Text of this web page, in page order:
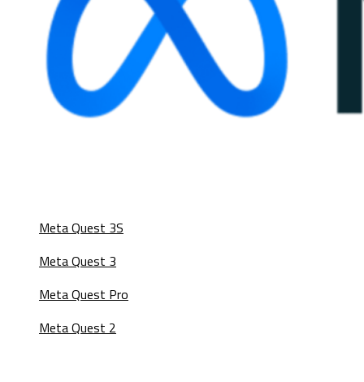
Meta Quest 3S
Meta Quest 3
Meta Quest Pro
Meta Quest 2